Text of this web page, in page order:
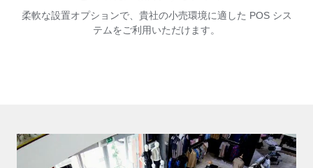
柔軟な設置オプションで、貴社の小売環境に適した POS シス
テムをご利用いただけます。